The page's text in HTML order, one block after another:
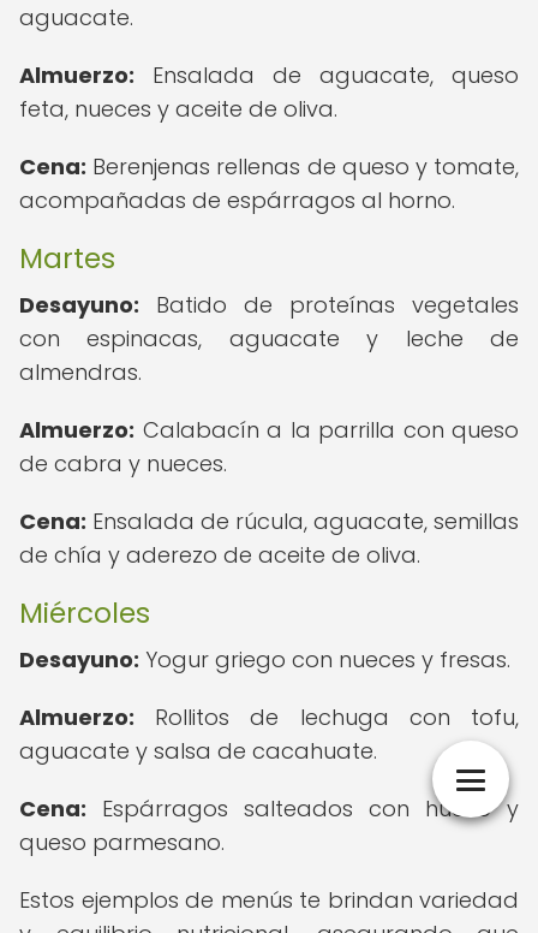
aguacate.
Almuerzo: Ensalada de aguacate, queso
feta, nueces y aceite de oliva.
Cena: Berenjenas rellenas de queso y tomate,
acompañadas de espárragos al horno.
Martes
Desayuno: Batido de proteínas vegetales
con espinacas, aguacate y leche de
almendras.
Almuerzo: Calabacín a la parrilla con queso
de cabra y nueces.
Cena: Ensalada de rúcula, aguacate, semillas
de chía y aderezo de aceite de oliva.
Miércoles
Desayuno: Yogur griego con nueces y fresas.
Almuerzo: Rollitos de lechuga con tofu,
aguacate y salsa de cacahuate.
Cena: Espárragos salteados con huevo y
queso parmesano.
Estos ejemplos de menús te brindan variedad